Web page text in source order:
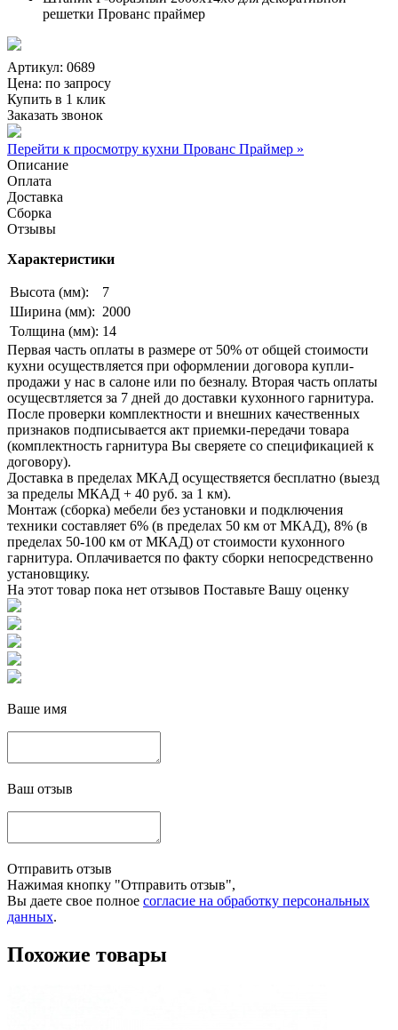
решетки Прованс праймер
Артикул: 0689
Цена: по запросу
Купить в 1 клик
Заказать звонок
Перейти к просмотру кухни Прованс Праймер »
Описание
Оплата
Доставка
Сборка
Отзывы
Характеристики
Высота (мм):
7
Ширина (мм): 2000
Толщина (мм): 14
Первая часть оплаты в размере от 50% от общей стоимости
кухни осуществляется при оформлении договора купли-
продажи у нас в салоне или по безналу. Вторая часть оплаты
осущесвтляется за 7 дней до доставки кухонного гарнитура.
После проверки комплектности и внешних качественных
признаков подписывается акт приемки-передачи товара
(комплектность гарнитура Вы сверяете со спецификацией к
договору).
Доставка в пределах МКАД осуществяется бесплатно (выезд
за пределы МКАД + 40 руб. за 1 км).
Монтаж (сборка) мебели без установки и подключения
техники составляет 6% (в пределах 50 км от МКАД), 8% (в
пределах 50-100 км от МКАД) от стоимости кухонного
гарнитура. Оплачивается по факту сборки непосредственно
установщику.
На этот товар пока нет отзывов Поставьте Вашу оценку
Ваше имя
Ваш отзыв
Отправить отзыв
Нажимая кнопку "Отправить отзыв",
Вы даете свое полное согласие на обработку персональных
данных.
Похожие товары